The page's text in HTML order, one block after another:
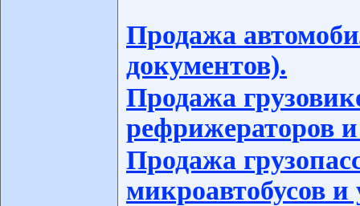
Продажа
документов).
Продажа
рефрижераторов
Продажа
микроавтобусов и